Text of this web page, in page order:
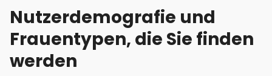
Nutzerdemografie und
Frauentypen, die Sie finden
werden